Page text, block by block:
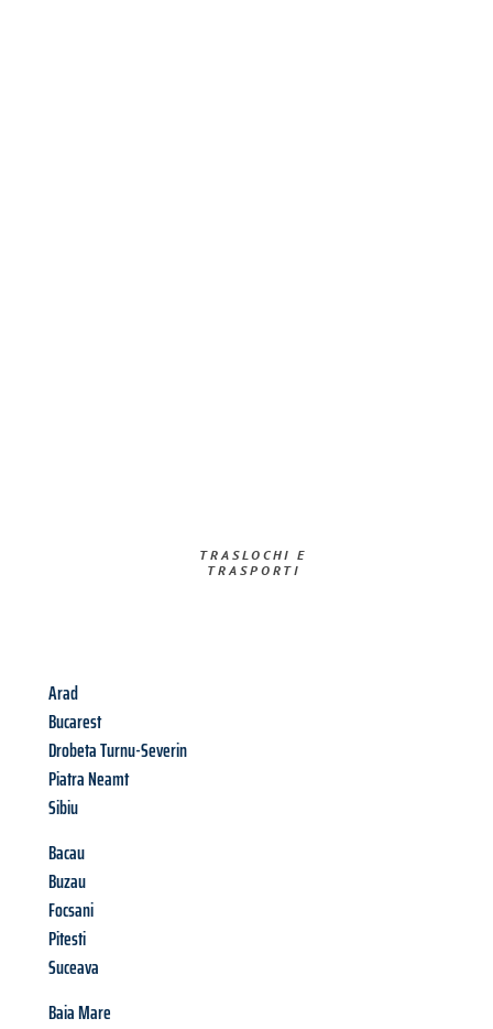
TRASLOCHI E
TRASPORTI​
Arad
Bucarest
Drobeta Turnu-Severin
Piatra Neamt
Sibiu
Bacau
Buzau
Focsani
Pitesti
Suceava
Baia Mare